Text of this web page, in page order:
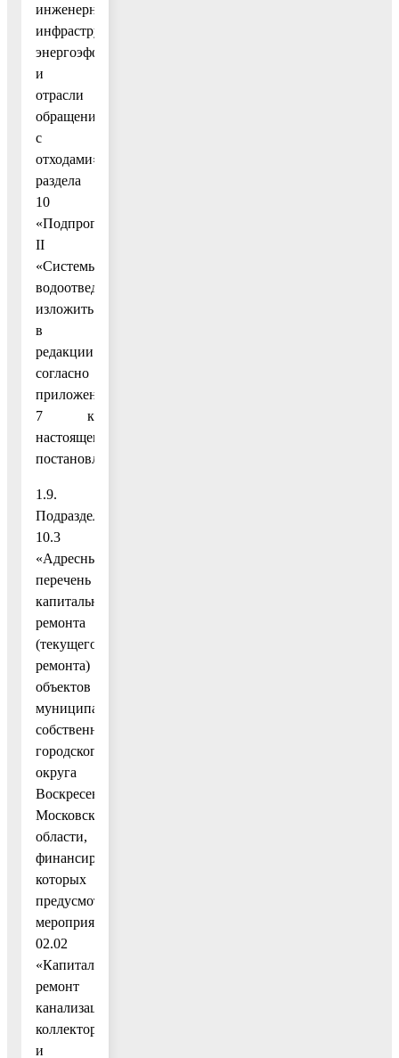
инженерной
инфраструктуры,
энергоэффективности
и
отрасли
обращения
с
отходами»
раздела
10
«Подпрограмма
II
«Системы
водоотведения»
изложить
в
редакции
согласно
приложению
7 к
настоящему
постановлению;
1.9.
Подраздел
10.3
«Адресный
перечень
капитального
ремонта
(текущего
ремонта)
объектов
муниципальной
собственности
городского
округа
Воскресенск
Московской
области,
финансирование
которых
предусмотрено
мероприятием
02.02
«Капитальный
ремонт
канализационных
коллекторов
и